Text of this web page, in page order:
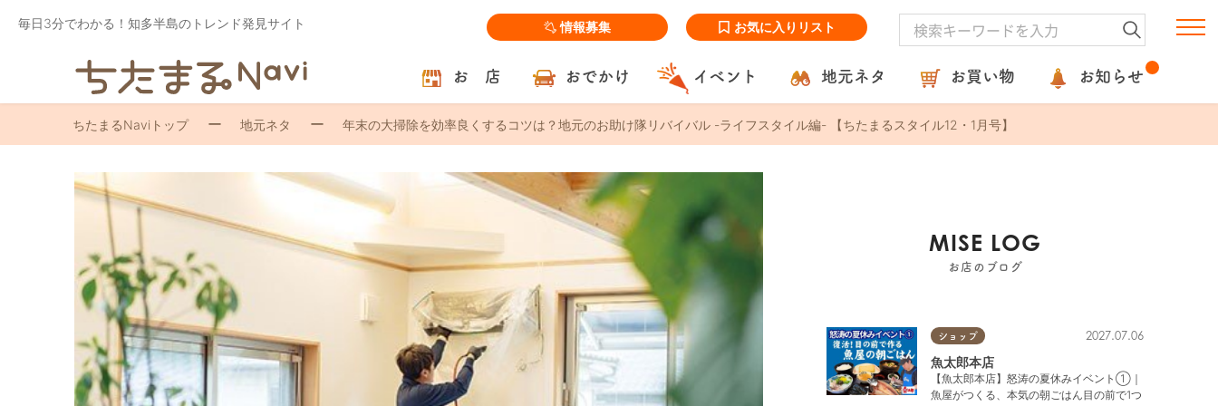
毎日3分でわかる！知多半島のトレンド発見サイト 情報募集 お気に入りリスト
お 店 おでかけ イベント 地元ネタ お買い物 お知らせ
ちたまるNaviトップ 地元ネタ 年末の大掃除を効率良くするコツは？地元のお助け隊リバイバル -ライフスタイル編- 【ちたまるスタイル12・1月号】
MISE LOG
お店のブログ
ショップ 2027.07.06
魚太郎本店
【魚太郎本店】怒涛の夏休みイベント①｜
魚屋がつくる、本気の朝ごはん目の前で1つ